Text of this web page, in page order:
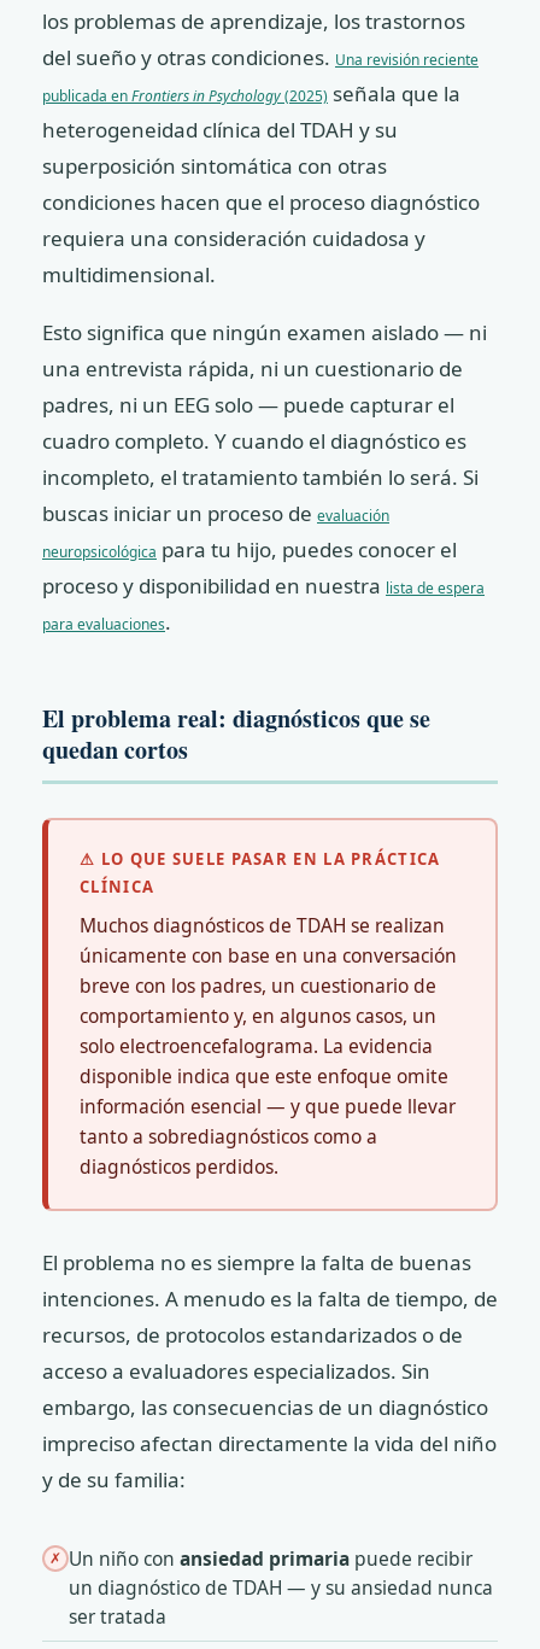
los problemas de aprendizaje, los trastornos
del sueño y otras condiciones. Una revisión reciente
publicada enFrontiers in Psychology(2025) señala que la
heterogeneidad clínica del TDAH y su
superposición sintomática con otras
condiciones hacen que el proceso diagnóstico
requiera una consideración cuidadosa y
multidimensional.
Esto significa que ningún examen aislado — ni
una entrevista rápida, ni un cuestionario de
padres, ni un EEG solo — puede capturar el
cuadro completo. Y cuando el diagnóstico es
incompleto, el tratamiento también lo será. Si
buscas iniciar un proceso de evaluación
neuropsicológica para tu hijo, puedes conocer el
proceso y disponibilidad en nuestra lista de espera
para evaluaciones.
El problema real: diagnósticos que se
quedan cortos
⚠ LO QUE SUELE PASAR EN LA PRÁCTICA
CLÍNICA
Muchos diagnósticos de TDAH se realizan
únicamente con base en una conversación
breve con los padres, un cuestionario de
comportamiento y, en algunos casos, un
solo electroencefalograma. La evidencia
disponible indica que este enfoque omite
información esencial — y que puede llevar
tanto a sobrediagnósticos como a
diagnósticos perdidos.
El problema no es siempre la falta de buenas
intenciones. A menudo es la falta de tiempo, de
recursos, de protocolos estandarizados o de
acceso a evaluadores especializados. Sin
embargo, las consecuencias de un diagnóstico
impreciso afectan directamente la vida del niño
y de su familia:
✗ Un niño con ansiedad primaria puede recibir
un diagnóstico de TDAH — y su ansiedad nunca
ser tratada